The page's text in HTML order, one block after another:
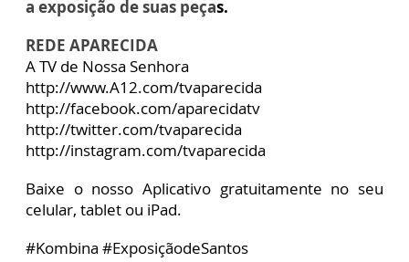
a exposição de suas peças.
REDE APARECIDA
A TV de Nossa Senhora
http://www.A12.com/tvaparecida
http://facebook.com/aparecidatv
http://twitter.com/tvaparecida
http://instagram.com/tvaparecida
Baixe o nosso Aplicativo gratuitamente no seu
celular, tablet ou iPad.
#Kombina #ExposiçãodeSantos